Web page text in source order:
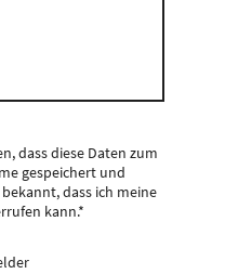
dass diese Daten zum
gespeichert und
dass ich meine
kann.*